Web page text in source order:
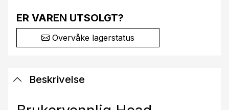
ER VAREN UTSOLGT?
Overvåke lagerstatus
Beskrivelse